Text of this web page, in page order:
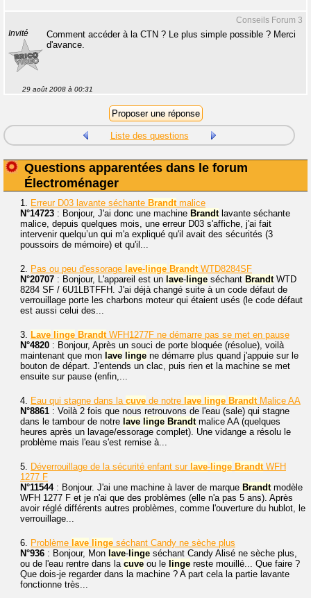
Conseils Forum 3
Invité
Comment accéder à la CTN ? Le plus simple possible ? Merci
d'avance.
29 août 2008 à 00:31
Liste des questions
Questions apparentées dans le forum
Électroménager
1. Erreur D03 lavante séchante Brandtmalice
N°14723 : Bonjour, J'ai donc une machine Brandtlavante séchante
malice, depuis quelques mois, une erreur D03 s'affiche, j'ai fait
intervenir quelqu’un qui m'a expliqué qu'il avait des sécurités (3
poussoirs de mémoire) et qu'il...
2. Pas ou peu d'essorage lave- linge BrandtWTD8284SF
N°20707 : Bonjour, L'appareil est un lave- linge séchant BrandtWTD
8284 SF / 6U1LBTFFH. J'ai déjà changé suite à un code défaut de
verrouillage porte les charbons moteur qui étaient usés (le code défaut
est aussi celui des...
3. Lave linge BrandtWFH1277F ne démarre pas se met en pause
N°4820 : Bonjour, Après un souci de porte bloquée (résolue), voilà
maintenant que mon lave linge ne démarre plus quand j'appuie sur le
bouton de départ. J'entends un clac, puis rien et la machine se met
ensuite sur pause (enfin,...
4. Eau qui stagne dans la cuve de notre lave linge BrandtMalice AA
N°8861 : Voilà 2 fois que nous retrouvons de l'eau (sale) qui stagne
dans le tambour de notre lave linge Brandtmalice AA (quelques
heures après un lavage/essorage complet). Une vidange a résolu le
problème mais l'eau s'est remise à...
5. Déverrouillage de la sécurité enfant sur lave- linge BrandtWFH
1277 F
N°11544: Bonjour. J'ai une machine à laver de marque Brandtmodèle
WFH 1277 F et je n'ai que des problèmes (elle n'a pas 5 ans). Après
avoir réglé différents autres problèmes, comme l'ouverture du hublot, le
verrouillage...
6. Problème lave linge séchant Candy ne sèche plus
N°936 : Bonjour, Mon lave- linge séchant Candy Alisé ne sèche plus,
ou de l'eau rentre dans la cuve ou le linge reste mouillé... Que faire ?
Que dois-je regarder dans la machine ? A part cela la partie lavante
fonctionne très...